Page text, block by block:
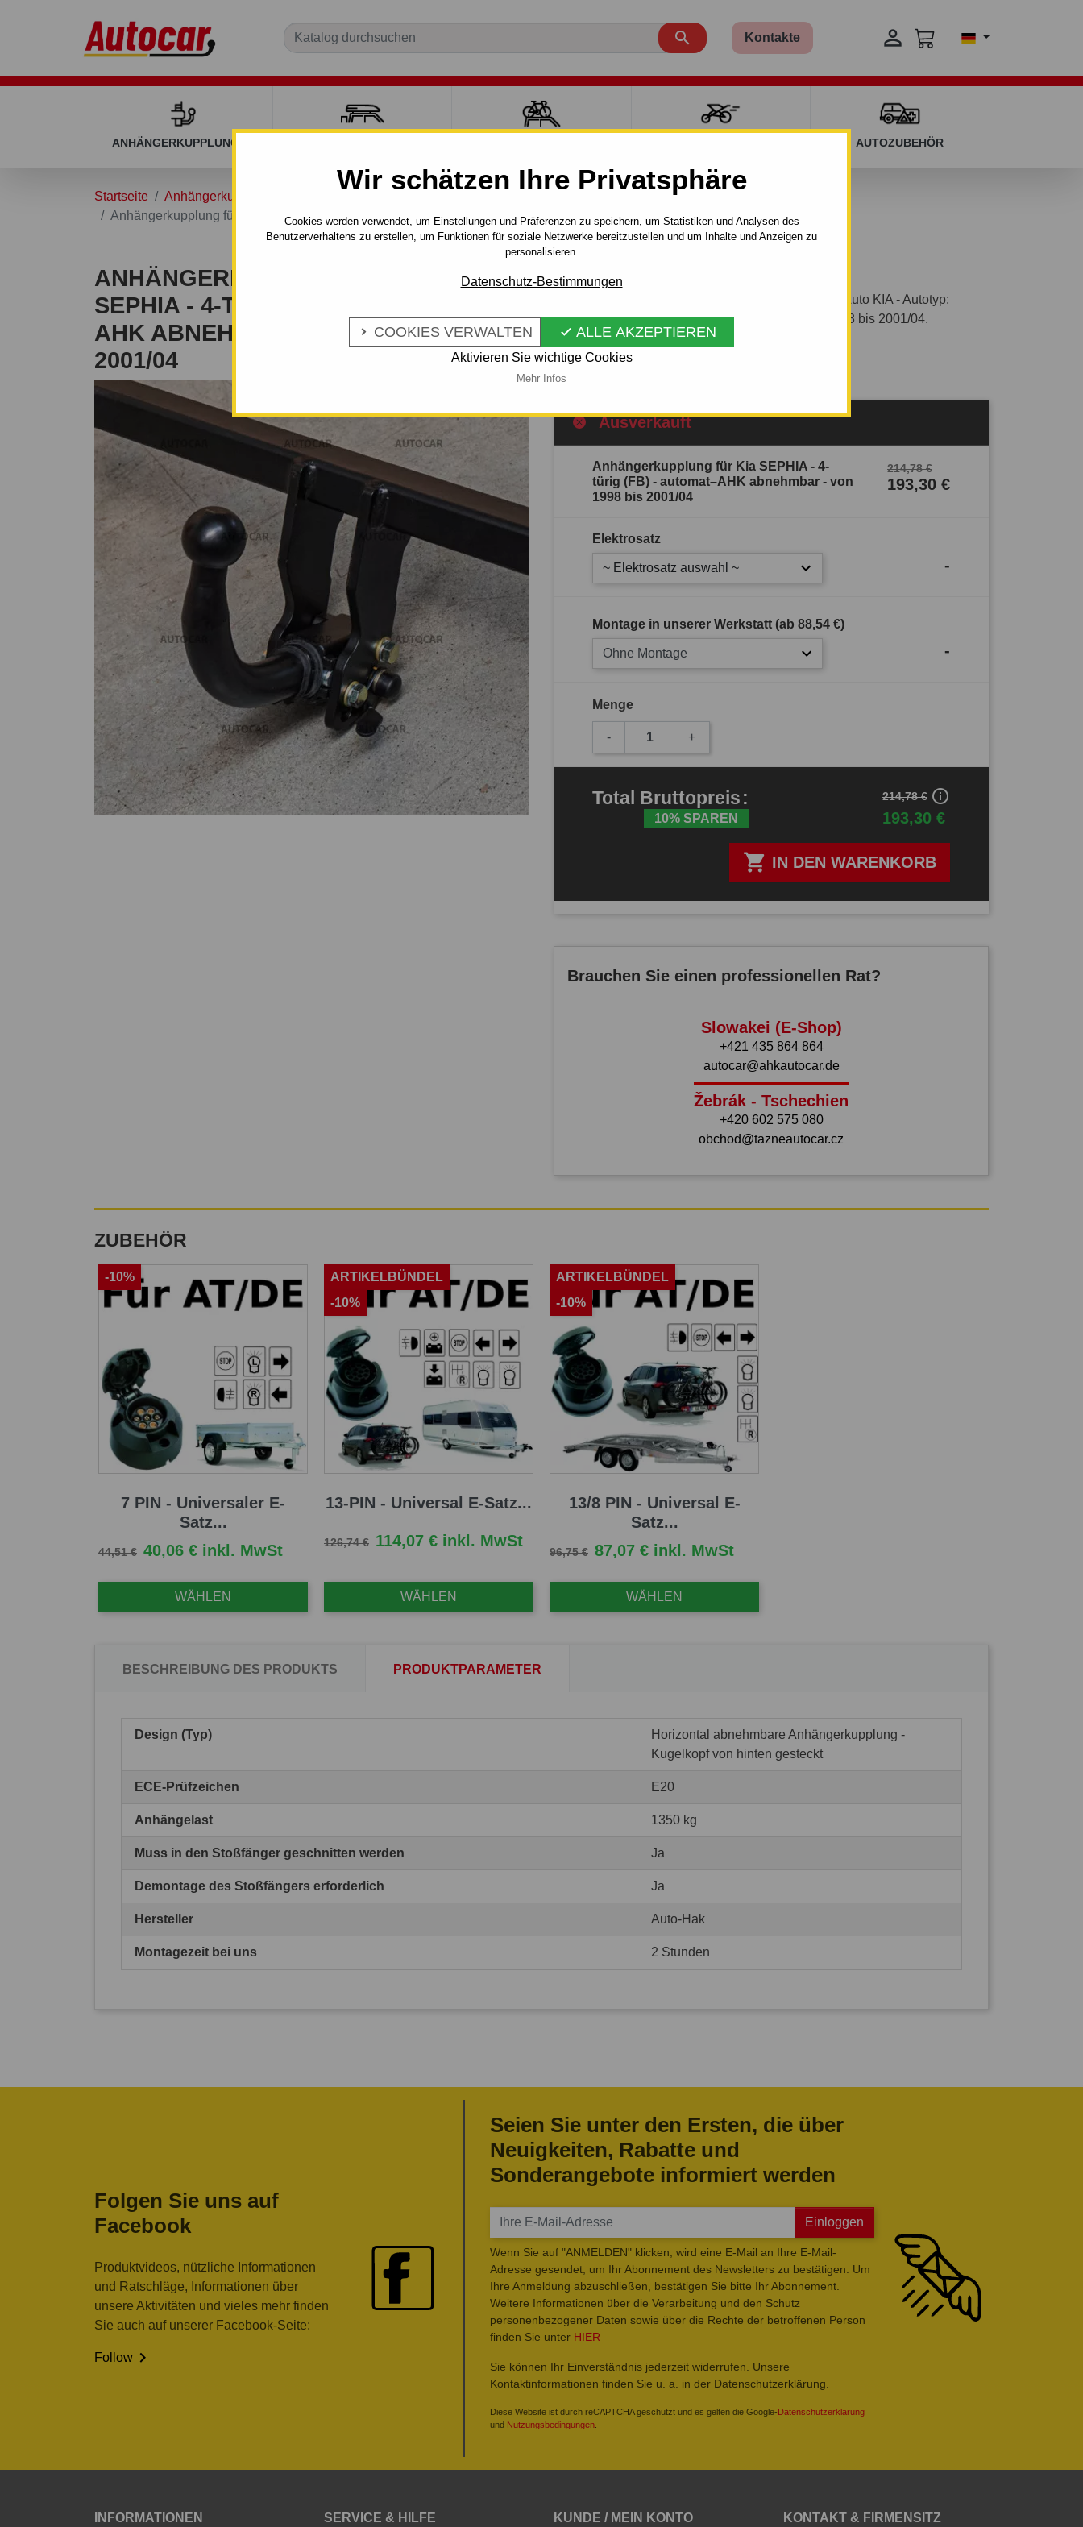
Wir schätzen Ihre Privatsphäre
Cookies werden verwendet, um Einstellungen und Präferenzen zu speichern, um Statistiken und Analysen des
Benutzerverhaltens zu erstellen, um Funktionen für soziale Netzwerke bereitzustellen und um Inhalte und Anzeigen zu
personalisieren.
Datenschutz-Bestimmungen
 COOKIES VERWALTEN  ALLE AKZEPTIEREN
Aktivieren Sie wichtige Cookies
Mehr Infos
 Kontakte 
ANHÄNGERKUPPLUNGEN AUTOZUBEHÖR
Startseite Anhängerkupplungen
Anhängerkupplung für Kia SEPHIA - 4-türig (FB) - automat–AHK abnehmbar - von 1998 bis 2001/04
ANHÄNGERKUPPLUNG FÜR KIA
SEPHIA - 4-TÜRIG (FB) - AUTOMAT–
AHK ABNEHMBAR - VON 1998 BIS
2001/04
Artikel-Nr.:
Anhängerkupplung - automat–AHK abnehmbar für Auto KIA - Autotyp:
SEPHIA, Automodell: 4-türig (FB). Baujahr: von 1998 bis 2001/04.
Mehr Infos
Ausverkauft
Anhängerkupplung für Kia SEPHIA - 4-
türig (FB) - automat–AHK abnehmbar - von
1998 bis 2001/04
214,78 €
193,30 €
Elektrosatz
~ Elektrosatz auswahl ~ -
Montage in unserer Werkstatt (ab 88,54 €)
Ohne Montage -
Menge
- +
 IN DEN WARENKORB
Total Bruttopreis:
10% SPAREN 193,30 €
214,78 € info_outline
Brauchen Sie einen professionellen Rat?
Slowakei (E-Shop)
+421 435 864 864
autocar@ahkautocar.de
Žebrák - Tschechien
+420 602 575 080
obchod@tazneautocar.cz
ZUBEHÖR
7 PIN - Universaler E-
Satz...
Verkaufspreis
44,51 € Preis
40,06 € inkl. MwSt
WÄHLEN
-10%
13-PIN - Universal E-Satz...
Verkaufspreis
126,74 € Preis
114,07 € inkl. MwSt
WÄHLEN
ARTIKELBÜNDEL
-10%
13/8 PIN - Universal E-
Satz...
Verkaufspreis
96,75 € Preis
87,07 € inkl. MwSt
WÄHLEN
ARTIKELBÜNDEL
-10%
BESCHREIBUNG DES PRODUKTS PRODUKTPARAMETER
Design (Typ)
Horizontal abnehmbare Anhängerkupplung -
Kugelkopf von hinten gesteckt
ECE-Prüfzeichen E20
Anhängelast 1350 kg
Muss in den Stoßfänger geschnitten werden Ja
Demontage des Stoßfängers erforderlich Ja
Hersteller Auto-Hak
Montagezeit bei uns 2 Stunden
Folgen Sie uns auf
Facebook
Produktvideos, nützliche Informationen
und Ratschläge, Informationen über
unsere Aktivitäten und vieles mehr finden
Sie auch auf unserer Facebook-Seite:
Follow 
Seien Sie unter den Ersten, die über
Neuigkeiten, Rabatte und
Sonderangebote informiert werden
Einloggen
Wenn Sie auf "ANMELDEN" klicken, wird eine E-Mail an Ihre E-Mail-
Adresse gesendet, um Ihr Abonnement des Newsletters zu bestätigen. Um
Ihre Anmeldung abzuschließen, bestätigen Sie bitte Ihr Abonnement.
Weitere Informationen über die Verarbeitung und den Schutz
personenbezogener Daten sowie über die Rechte der betroffenen Person
finden Sie unter HIER
Sie können Ihr Einverständnis jederzeit widerrufen. Unsere
Kontaktinformationen finden Sie u. a. in der Datenschutzerklärung.
Diese Website ist durch reCAPTCHA geschützt und es gelten die Google-Datenschutzerklärung
und Nutzungsbedingungen
INFORMATIONEN SERVICE & HILFE KUNDE / MEIN KONTO KONTAKT & FIRMENSITZ